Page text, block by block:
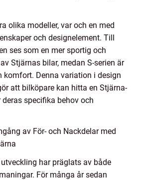
olika modeller, var och en med
och designelement. Till
ses som en mer sportig och
Stjärnas bilar, medan S-serien är
komfort. Denna variation i design
att bilköpare kan hitta en Stjärna-
specifika behov och
av För- och Nackdelar med
har präglats av både
För många år sedan